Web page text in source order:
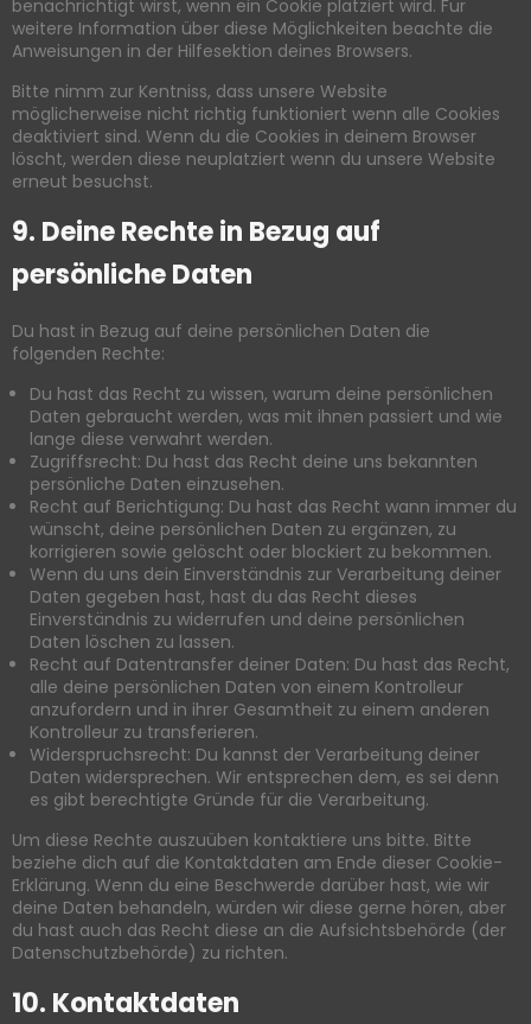
benachrichtigt wirst, wenn ein Cookie platziert wird. Für
weitere Information über diese Möglichkeiten beachte die
Anweisungen in der Hilfesektion deines Browsers.
Bitte nimm zur Kentniss, dass unsere Website
möglicherweise nicht richtig funktioniert wenn alle Cookies
deaktiviert sind. Wenn du die Cookies in deinem Browser
löscht, werden diese neuplatziert wenn du unsere Website
erneut besuchst.
9. Deine Rechte in Bezug auf
persönliche Daten
Du hast in Bezug auf deine persönlichen Daten die
folgenden Rechte:
Du hast das Recht zu wissen, warum deine persönlichen
Daten gebraucht werden, was mit ihnen passiert und wie
lange diese verwahrt werden.
Zugriffsrecht: Du hast das Recht deine uns bekannten
persönliche Daten einzusehen.
Recht auf Berichtigung: Du hast das Recht wann immer du
wünscht, deine persönlichen Daten zu ergänzen, zu
korrigieren sowie gelöscht oder blockiert zu bekommen.
Wenn du uns dein Einverständnis zur Verarbeitung deiner
Daten gegeben hast, hast du das Recht dieses
Einverständnis zu widerrufen und deine persönlichen
Daten löschen zu lassen.
Recht auf Datentransfer deiner Daten: Du hast das Recht,
alle deine persönlichen Daten von einem Kontrolleur
anzufordern und in ihrer Gesamtheit zu einem anderen
Kontrolleur zu transferieren.
Widerspruchsrecht: Du kannst der Verarbeitung deiner
Daten widersprechen. Wir entsprechen dem, es sei denn
es gibt berechtigte Gründe für die Verarbeitung.
Um diese Rechte auszuüben kontaktiere uns bitte. Bitte
beziehe dich auf die Kontaktdaten am Ende dieser Cookie-
Erklärung. Wenn du eine Beschwerde darüber hast, wie wir
deine Daten behandeln, würden wir diese gerne hören, aber
du hast auch das Recht diese an die Aufsichtsbehörde (der
Datenschutzbehörde) zu richten.
10. Kontaktdaten